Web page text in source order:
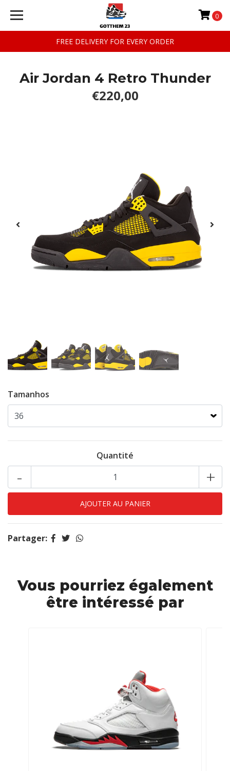
FREE DELIVERY FOR EVERY ORDER
0
Air Jordan 4 Retro Thunder
€220,00
Tamanhos
Quantité
+
-
Partager:
Vous pourriez également
être intéressé par